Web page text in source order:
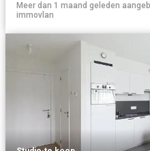
Meer dan 1 maand geleden
immovlan